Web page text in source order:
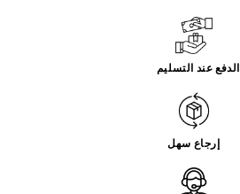
الدفع عند التسليم
إرجاع سهل